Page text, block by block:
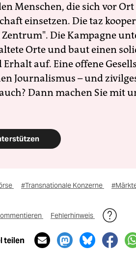
Menschen, die sich vor
einsetzen. Die taz
Die Kampagne
Orte und baut einen
Erhalt auf. Eine offene
Journalismus – und
Dann machen Sie mit
#Transnationale Konzerne
Fehlerhinweis
teilen